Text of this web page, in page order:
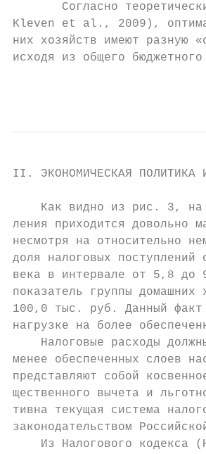
Согласно
Kleven et al., 2009),
них хозяйств имеют разную
исходя из общего бюджетного
II. ЭКОНОМИЧЕСКАЯ ПОЛИТИКА
Как видно из рис. 3,
ления приходится довольно
несмотря на относительно
доля налоговых
века в интервале от 5,8
показатель группы
100,0 тыс. руб. Данный факт
нагрузке на более
Налоговые расходы
менее обеспеченных слоев
представляют собой
щественного вычета и
тивна текущая система
законодательством
Из Налогового кодекса